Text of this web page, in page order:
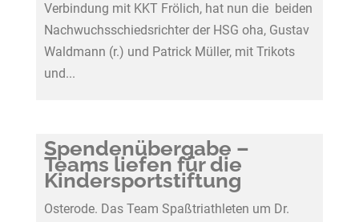
Verbindung mit KKT Frölich, hat nun die beiden
Nachwuchsschiedsrichter der HSG oha, Gustav
Waldmann (r.) und Patrick Müller, mit Trikots
und...
Spendenübergabe –
Teams liefen für die
Kindersportstiftung
Osterode. Das Team Spaßtriathleten um Dr.